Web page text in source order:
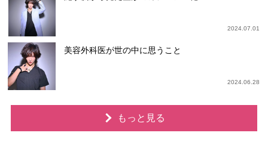
2024.07.01
美容外科医が世の中に思うこと
2024.06.28
もっと見る